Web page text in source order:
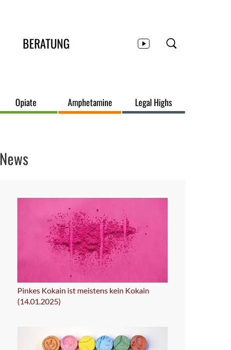
BERATUNG
Opiate Amphetamine Legal Highs
News
Pinkes Kokain ist meistens kein Kokain
(14.01.2025)